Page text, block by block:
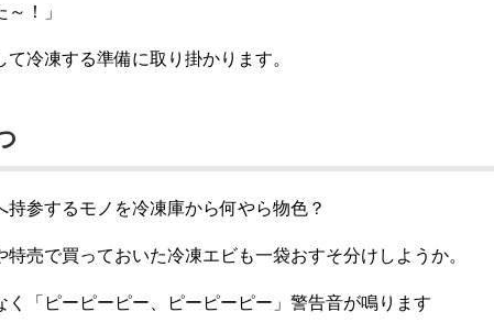
！」
て冷凍する準備に取り掛かります。
持参するモノを冷凍庫から何やら物色？
特売で買っておいた冷凍エビも一袋おすそ分けしようか。
く「ピーピーピー、ピーピーピー」警告音が鳴ります